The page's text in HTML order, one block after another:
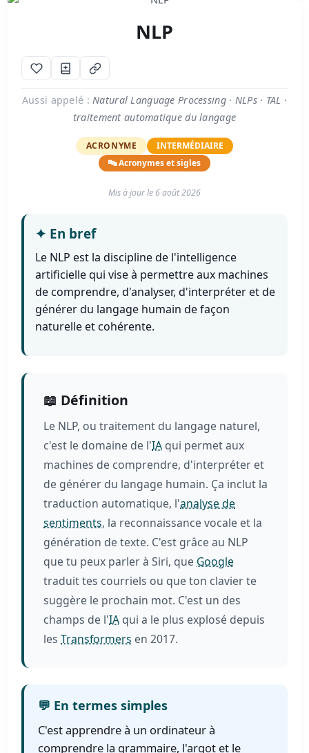
NLP
Aussi appelé : Natural Language Processing · NLPs · TAL ·
traitement automatique du langage
ACRONYME
INTERMÉDIAIRE
🔤 Acronymes et sigles
Mis à jour le 6 août 2026
✦ En bref
Le NLP est la discipline de l'intelligence
artificielle qui vise à permettre aux machines
de comprendre, d'analyser, d'interpréter et de
générer du langage humain de façon
naturelle et cohérente.
📖 Définition
Le NLP, ou traitement du langage naturel,
c'est le domaine de l'IA qui permet aux
machines de comprendre, d'interpréter et
de générer du langage humain. Ça inclut la
traduction automatique, l'analyse de
sentiments, la reconnaissance vocale et la
génération de texte. C'est grâce au NLP
que tu peux parler à Siri, queGoogle
traduit tes courriels ou que ton clavier te
suggère le prochain mot. C'est un des
champs de l'IA qui a le plus explosé depuis
lesTransformers en 2017.
💬 En termes simples
C'est apprendre à un ordinateur à
comprendre la grammaire, l'argot et le